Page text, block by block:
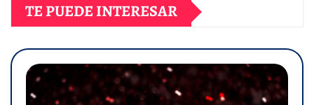
TE PUEDE INTERESAR